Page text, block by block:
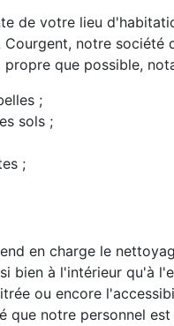
de votre lieu
notre société
que possible,
;
sols ;
;
en charge le
bien à l'intérieur qu'à
ou encore
que notre personnel est